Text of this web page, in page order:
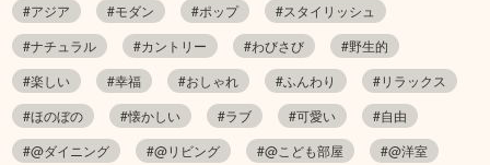
#アジア
#モダン #ポップ
#スタイリッシュ
#ナチュラル
#カントリー #わびさび
#野生的
#楽しい
#幸福 #おしゃれ #ふんわり
#リラックス
#ほのぼの
#懐かしい #ラブ #可愛い
#自由
#@ダイニング
#@リビング #@こども部屋
#@洋室